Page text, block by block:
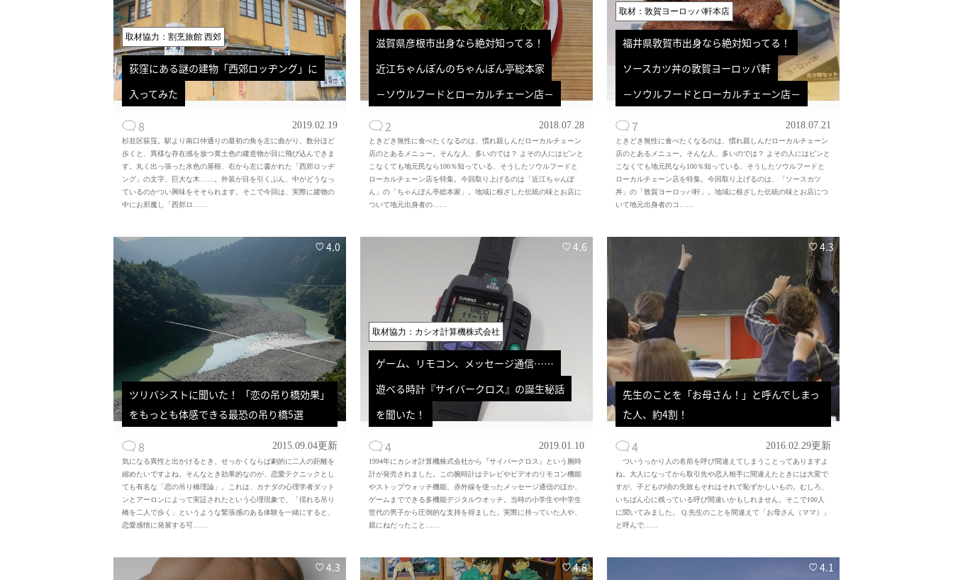
取材協力：割烹旅館 西郊
荻窪にある謎の建物「西郊ロッヂング」に
入ってみた
8 2019.02.19
杉並区荻窪。駅より南口仲通りの最初の角を左に曲がり、数分ほど
歩くと、異様な存在感を放つ黄土色の建造物が目に飛び込んできま
す。丸く出っ張った水色の屋根、右から左に書かれた「西郊ロッヂ
ング」の文字、巨大な木……。外装が目を引くぶん、中がどうなっ
ているのかつい興味をそそられます。そこで今回は、実際に建物の
中にお邪魔し「西郊ロ……
滋賀県彦根市出身なら絶対知ってる！
近江ちゃんぽんのちゃんぽん亭総本家
－ソウルフードとローカルチェーン店－
2 2018.07.28
ときどき無性に食べたくなるのは、慣れ親しんだローカルチェーン
店のとあるメニュー。そんな人、多いのでは？ よその人にはピンと
こなくても地元民なら100％知っている、そうしたソウルフードと
ローカルチェーン店を特集。今回取り上げるのは「近江ちゃんぽ
ん」の「ちゃんぽん亭総本家」。地域に根ざした伝統の味とお店に
ついて地元出身者の……
取材：敦賀ヨーロッパ軒本店
福井県敦賀市出身なら絶対知ってる！
ソースカツ丼の敦賀ヨーロッパ軒
－ソウルフードとローカルチェーン店－
7 2018.07.21
ときどき無性に食べたくなるのは、慣れ親しんだローカルチェーン
店のとあるメニュー。そんな人、多いのでは？ よその人にはピンと
こなくても地元民なら100％知っている、そうしたソウルフードと
ローカルチェーン店を特集。今回取り上げるのは、「ソースカツ
丼」の「敦賀ヨーロッパ軒」。地域に根ざした伝統の味とお店につ
いて地元出身者のコ……
4.0
ツリバシストに聞いた！ 「恋の吊り橋効果」
をもっとも体感できる最恐の吊り橋5選
8 2015.09.04更新
気になる異性と出かけるとき、せっかくならば劇的に二人の距離を
縮めたいですよね。そんなとき効果的なのが、恋愛テクニックとし
ても有名な「恋の吊り橋理論」。これは、カナダの心理学者ダット
ンとアーロンによって実証されたという心理現象で、「揺れる吊り
橋を二人で歩く」というような緊張感のある体験を一緒にすると、
恋愛感情に発展する可……
4.6
取材協力：カシオ計算機株式会社
ゲーム、リモコン、メッセージ通信……
遊べる時計『サイバークロス』の誕生秘話
を聞いた！
4 2019.01.10
1994年にカシオ計算機株式会社から『サイバークロス』という腕時
計が発売されました。この腕時計はテレビやビデオのリモコン機能
やストップウォッチ機能、赤外線を使ったメッセージ通信のほか、
ゲームまでできる多機能デジタルウオッチ。当時の小学生や中学生
世代の男子から圧倒的な支持を得ました。実際に持っていた人や、
親にねだったこと……
4.3
先生のことを「お母さん！」と呼んでしまっ
た人、約4割！
4 2016.02.29更新
ついうっかり人の名前を呼び間違えてしまうことってありますよ
ね。大人になってから取引先や恋人相手に間違えたときには大変で
すが、子どもの頃の失敗もそれはそれで恥ずかしいもの。むしろ、
いちばん心に残っている呼び間違いかもしれません。そこで100人
に聞いてみました。 Q.先生のことを間違えて「お母さん（ママ）」
と呼んで……
4.3 4.8 4.1